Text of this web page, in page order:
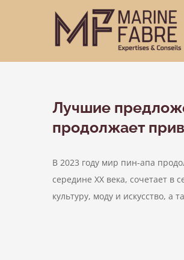
Лучшие
продолжает
В 2023 году мир пин-апа
середине XX века, сочетает
культуру, моду и искусство, а